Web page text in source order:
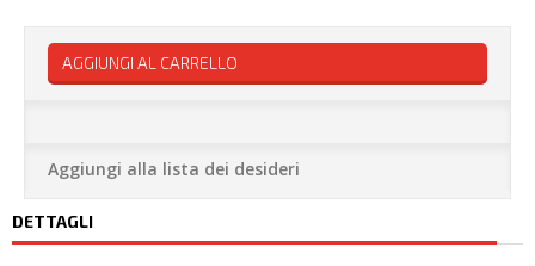
AGGIUNGI AL CARRELLO
Aggiungi alla lista dei desideri
DETTAGLI